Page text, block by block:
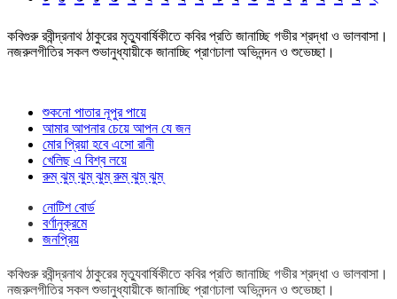
কবিগুরু রবীন্দ্রনাথ ঠাকুরের মৃত্যুবার্ষিকীতে কবির প্রতি জানাচ্ছি গভীর শ্রদ্ধা ও ভালবাসা।
নজরুলগীতির সকল শুভানুধ্যায়ীকে জানাচ্ছি প্রাণঢালা অভিনন্দন ও শুভেচ্ছা।
শুকনো পাতার নূপুর পায়ে
আমার আপনার চেয়ে আপন যে জন
মোর প্রিয়া হবে এসো রানী
খেলিছ এ বিশ্ব লয়ে
রুম্ ঝুম্ ঝুম্ ঝুম্ রুম্ ঝুম্ ঝুম্
নোটিশ বোর্ড
বর্ণানুক্রমে
জনপ্রিয়
কবিগুরু রবীন্দ্রনাথ ঠাকুরের মৃত্যুবার্ষিকীতে কবির প্রতি জানাচ্ছি গভীর শ্রদ্ধা ও ভালবাসা।
নজরুলগীতির সকল শুভানুধ্যায়ীকে জানাচ্ছি প্রাণঢালা অভিনন্দন ও শুভেচ্ছা।